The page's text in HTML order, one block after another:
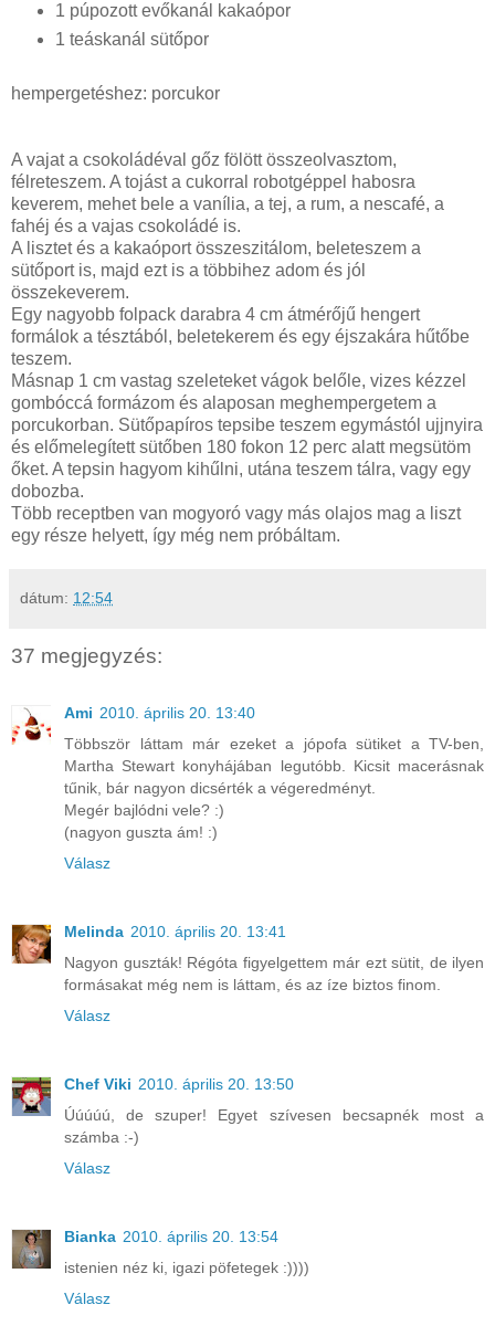
1 púpozott evőkanál kakaópor
1 teáskanál sütőpor
hempergetéshez: porcukor
A vajat a csokoládéval gőz fölött összeolvasztom,
félreteszem. A tojást a cukorral robotgéppel habosra
keverem, mehet bele a vanília, a tej, a rum, a nescafé, a
fahéj és a vajas csokoládé is.
A lisztet és a kakaóport összeszitálom, beleteszem a
sütőport is, majd ezt is a többihez adom és jól
összekeverem.
Egy nagyobb folpack darabra 4 cm átmérőjű hengert
formálok a tésztából, beletekerem és egy éjszakára hűtőbe
teszem.
Másnap 1 cm vastag szeleteket vágok belőle, vizes kézzel
gombóccá formázom és alaposan meghempergetem a
porcukorban. Sütőpapíros tepsibe teszem egymástól ujjnyira
és előmelegített sütőben 180 fokon 12 perc alatt megsütöm
őket. A tepsin hagyom kihűlni, utána teszem tálra, vagy egy
dobozba.
Több receptben van mogyoró vagy más olajos mag a liszt
egy része helyett, így még nem próbáltam.
dátum: 12:54
37 megjegyzés:
Ami 2010. április 20. 13:40
Többször láttam már ezeket a jópofa sütiket a TV-ben,
Martha Stewart konyhájában legutóbb. Kicsit macerásnak
tűnik, bár nagyon dicsérték a végeredményt.
Megér bajlódni vele? :)
(nagyon guszta ám! :)
Válasz
Melinda 2010. április 20. 13:41
Nagyon guszták! Régóta figyelgettem már ezt sütit, de ilyen
formásakat még nem is láttam, és az íze biztos finom.
Válasz
Chef Viki 2010. április 20. 13:50
Úúúúú, de szuper! Egyet szívesen becsapnék most a
számba :-)
Válasz
Bianka 2010. április 20. 13:54
istenien néz ki, igazi pöfetegek :))))
Válasz